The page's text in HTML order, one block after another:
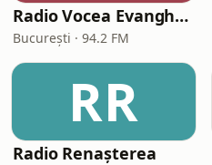
Radio Vocea Evangheliei București (RVE București)
București · 94.2 FM
RR
Radio Renașterea